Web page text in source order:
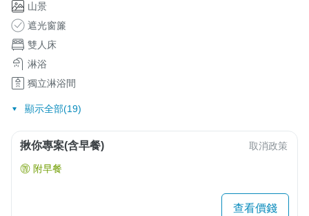
山景
遮光窗簾
雙人床
淋浴
獨立淋浴間
顯示全部(19)
揪你專案(含早餐) 取消政策
附早餐
查看價錢